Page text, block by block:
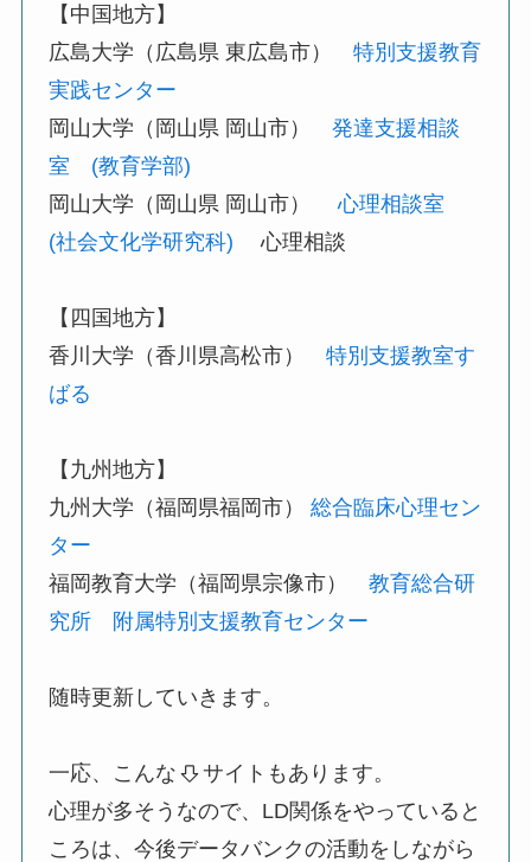
【中国地方】
広島大学（広島県 東広島市）特別支援教育
実践センター
岡山大学（岡山県 岡山市）発達支援相談
室 (教育学部)
岡山大学（岡山県 岡山市）心理相談室
(社会文化学研究科) 心理相談
【四国地方】
香川大学（香川県高松市）特別支援教室す
ばる
【九州地方】
九州大学（福岡県福岡市）総合臨床心理セン
ター
福岡教育大学（福岡県宗像市）教育総合研
究所 附属特別支援教育センター
随時更新していきます。
一応、こんな
サイトもあります。
心理が多そうなので、LD関係をやっていると
ころは、今後データバンクの活動をしながら